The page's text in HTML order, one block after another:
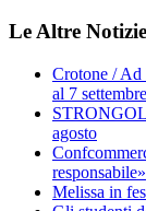
Le Altre Notizie
Crotone /
al 7 settembre
agosto
responsabile»
Melissa in